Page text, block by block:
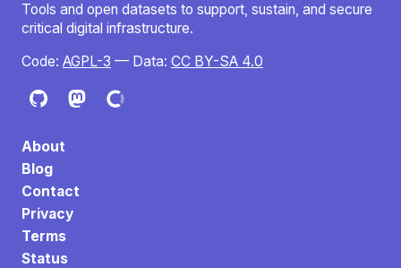
Tools and open datasets to support, sustain, and secure
critical digital infrastructure.
Code: AGPL-3 — Data: CC BY-SA 4.0
About
Blog
Contact
Privacy
Terms
Status